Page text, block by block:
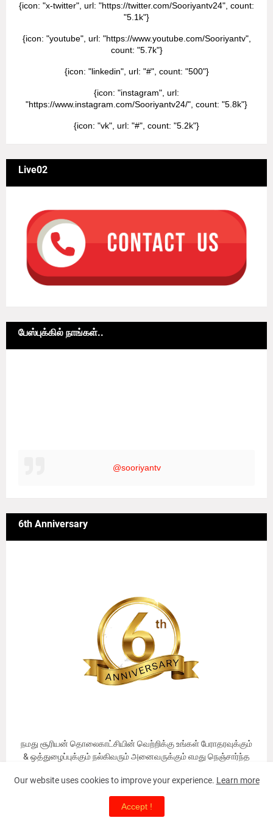
{icon: "x-twitter", url: "https://twitter.com/Sooriyantv24", count:
"5.1k"}
{icon: "youtube", url: "https://www.youtube.com/Sooriyantv",
count: "5.7k"}
{icon: "linkedin", url: "#", count: "500"}
{icon: "instagram", url:
"https://www.instagram.com/Sooriyantv24/", count: "5.8k"}
{icon: "vk", url: "#", count: "5.2k"}
Live02
பேஸ்புக்கில் நாங்கள்..
@sooriyantv
6th Anniversary
நமது சூரியன் தொலைகாட்சியின் வெற்றிக்கு உங்கள் பேராதரவுக்கும்
& ஒத்துழைப்புக்கும் நல்கிவரும் அனைவருக்கும் எமது நெஞ்சார்ந்த
#Sooriyantv #சூரியன்தொலைகாட்சி #சூரியன்டிவி ☀️🎂🎉🎊📺🖥
📡 #6thanniversary #6ஆம்ஆண்டில்
Our website uses cookies to improve your experience. Learn more
Accept !